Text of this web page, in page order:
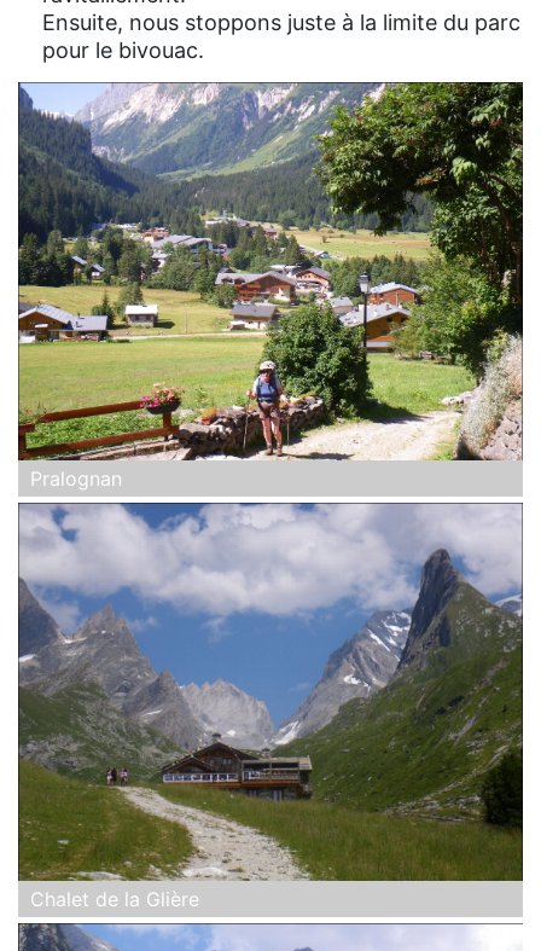
Ensuite, nous stoppons juste à la limite du parc
pour le bivouac.
Pralognan
Chalet de la Glière